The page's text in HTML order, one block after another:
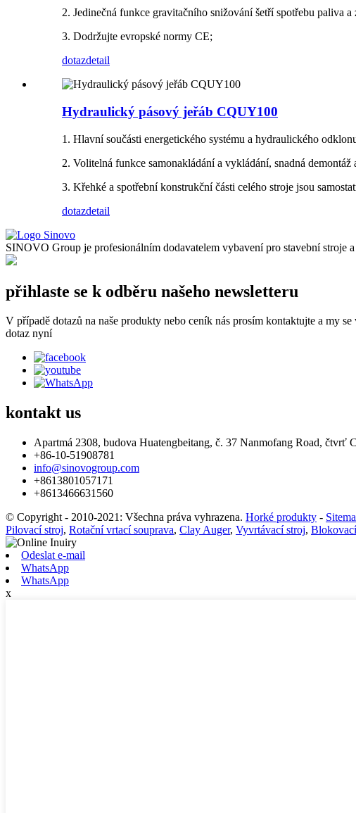
2. Jedinečná funkce gravitačního snižování šetří spotřebu paliva
3. Dodržujte evropské normy CE;
dotazdetail
Hydraulický pásový jeřáb CQUY100
1. Hlavní součásti energetického systému a hydraulického
2. Volitelná funkce samonakládání a vykládání, snadná demontáž
3. Křehké a spotřební konstrukční části celého stroje jsou
dotazdetail
SINOVO Group je profesionálním dodavatelem vybavení pro stavební stroje a
přihlaste se k odběru našeho newsletteru
V případě dotazů na naše produkty nebo ceník nás prosím kontaktujte a my
dotaz nyní
kontakt us
Apartmá 2308, budova Huatengbeitang, č. 37 Nanmofang Road, čtvrť
+86-10-51908781
info@sinovogroup.com
+8613801057171
+8613466631560
© Copyright - 2010-2021: Všechna práva vyhrazena. Horké produkty -
Pilovací stroj, Rotační vrtací souprava, Clay Auger, Vyvrtávací stroj,
Odeslat e-mail
WhatsApp
WhatsApp
x